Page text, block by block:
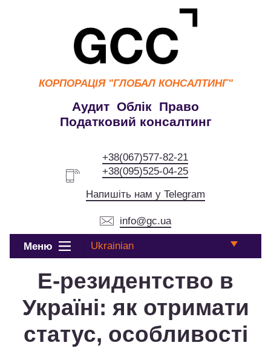
КОРПОРАЦІЯ "ГЛОБАЛ КОНСАЛТИНГ"
Аудит Облік Право
Податковий консалтинг
+38(067)577-82-21
+38(095)525-04-25
Напишіть нам у Telegram
info@gc.ua
Меню Ukrainian
Е-резидентство в
Україні: як отримати
статус, особливості